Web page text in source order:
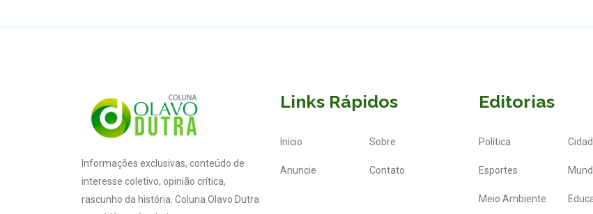
Informações exclusivas, conteúdo de
interesse coletivo, opinião crítica,
rascunho da história. Coluna Olavo Dutra
Links Rápidos
Início Sobre
Anuncie Contato
Editorias
Política
Esportes
Meio Ambiente